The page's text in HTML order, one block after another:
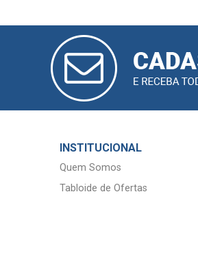
CADASTRAR
E-MAIL
INSTITUCIONAL
Quem Somos
Tabloide de Ofertas